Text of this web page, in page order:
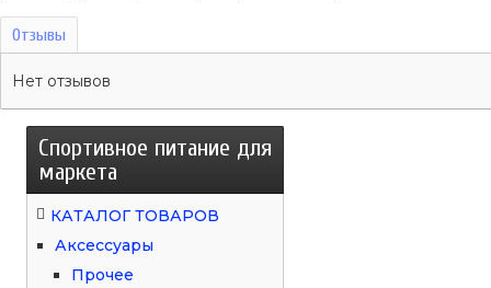
Отзывы
Нет отзывов
Спортивное питание для
маркета
КАТАЛОГ ТОВАРОВ
Аксессуары
Прочее